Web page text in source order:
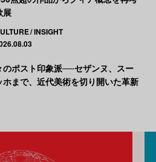
展
INSIGHT
のポスト印象派──セザンヌ、スー
ホまで、近代美術を切り開いた革新